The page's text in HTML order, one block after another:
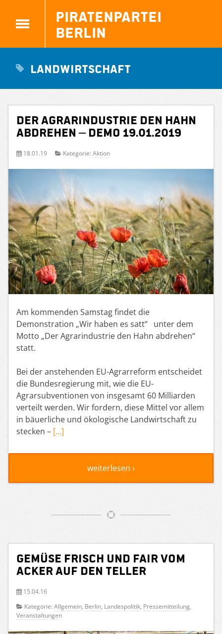
Piratenpartei
Berlin
Landwirtschaft
Der Agrarindustrie den Hahn
abdrehen – Demo 19.01.2019
18.01.19 Kategorie: Aktion
Am kommenden Samstag findet die
Demonstration „Wir haben es satt“ unter dem
Motto „Der Agrarindustrie den Hahn abdrehen“
statt.
Bei der anstehenden EU-Agrarreform entscheidet
die Bundesregierung mit, wie die EU-
Agrarsubventionen von insgesamt 60 Milliarden
verteilt werden. Wir fordern, diese Mittel vor allem
in bäuerliche und ökologische Landwirtschaft zu
stecken – […]
weiterlesen ›
Gemüse frisch und fair vom
Acker auf den Teller
15.04.16
Kategorie: Allgemein, Berlin, Landespolitik, Pressemitteilung,
Veranstaltungen